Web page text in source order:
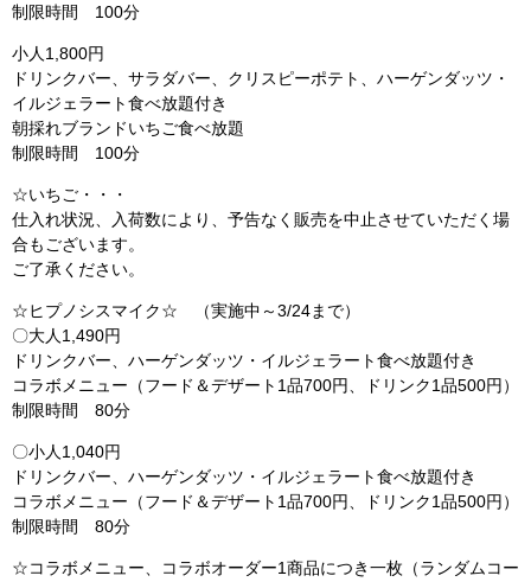
制限時間 100分
小人1,800円
ドリンクバー、サラダバー、クリスピーポテト、ハーゲンダッツ・
イルジェラート食べ放題付き
朝採れブランドいちご食べ放題
制限時間 100分
☆いちご・・・
仕入れ状況、入荷数により、予告なく販売を中止させていただく場
合もございます。
ご了承ください。
☆ヒプノシスマイク☆ （実施中～3/24まで）
〇大人1,490円
ドリンクバー、ハーゲンダッツ・イルジェラート食べ放題付き
コラボメニュー（フード＆デザート1品700円、ドリンク1品500円）
制限時間 80分
〇小人1,040円
ドリンクバー、ハーゲンダッツ・イルジェラート食べ放題付き
コラボメニュー（フード＆デザート1品700円、ドリンク1品500円）
制限時間 80分
☆コラボメニュー、コラボオーダー1商品につき一枚（ランダムコー